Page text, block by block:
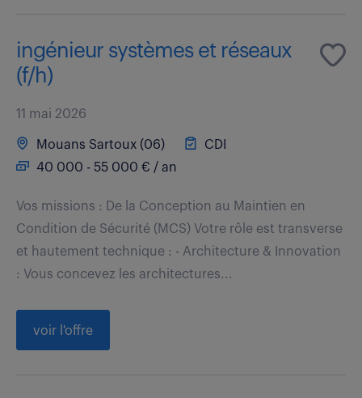
ingénieur systèmes et réseaux
(f/h)
11 mai 2026
Mouans Sartoux (06)
CDI
40 000 - 55 000 € / an
Vos missions : De la Conception au Maintien en
Condition de Sécurité (MCS) Votre rôle est transverse
et hautement technique : - Architecture & Innovation
: Vous concevez les architectures...
voir l'offre